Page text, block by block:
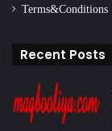
Terms & Conditions
Recent Posts